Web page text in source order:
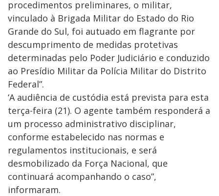
procedimentos preliminares, o militar,
vinculado à Brigada Militar do Estado do Rio
Grande do Sul, foi autuado em flagrante por
descumprimento de medidas protetivas
determinadas pelo Poder Judiciário e conduzido
ao Presídio Militar da Polícia Militar do Distrito
Federal”.
‘A audiência de custódia está prevista para esta
terça-feira (21). O agente também responderá a
um processo administrativo disciplinar,
conforme estabelecido nas normas e
regulamentos institucionais, e será
desmobilizado da Força Nacional, que
continuará acompanhando o caso”,
informaram.